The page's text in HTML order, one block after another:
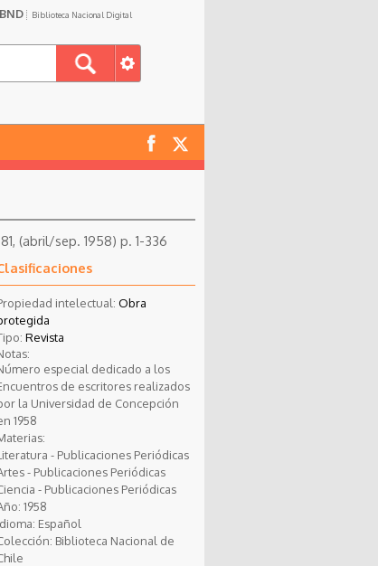
BND Biblioteca Nacional Digital
(abril/sep. 1958) p. 1-336
intelectual: Obra
Revista
especial dedicado a los
de escritores realizados
la Universidad de Concepción
1958
- Publicaciones Periódicas
- Publicaciones Periódicas
- Publicaciones Periódicas
1958
Español
Biblioteca Nacional de